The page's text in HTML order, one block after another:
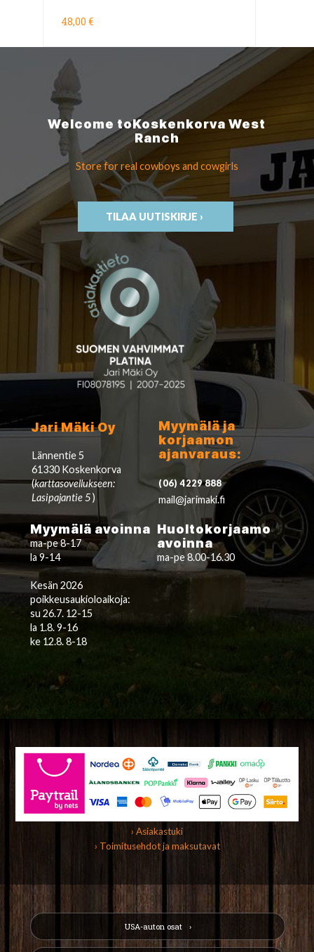
48,00 €
Welcome toKoskenkorvaWest
Ranch
Store for real cowboys and cowgirls
TILAA UUTISKIRJE ›
Jari Mäki Oy
Lännentie 5
61330 Koskenkorva
(karttasovellukseen:
Lasipajantie 5)
Myymälä ja
korjaamon
ajanvaraus:
(06) 4229 888
mail@jarimaki.fi
Myymälä avoinna
ma-pe 8-17
la 9-14
Kesän 2026
poikkeusaukioloaikoja:
su 26.7. 12-15
la 1.8. 9-16
ke 12.8. 8-18
Huoltokorjaamo
avoinna
ma-pe 8.00-16.30
› Asiakastuki
› Toimitusehdot ja maksutavat
USA-auton osat